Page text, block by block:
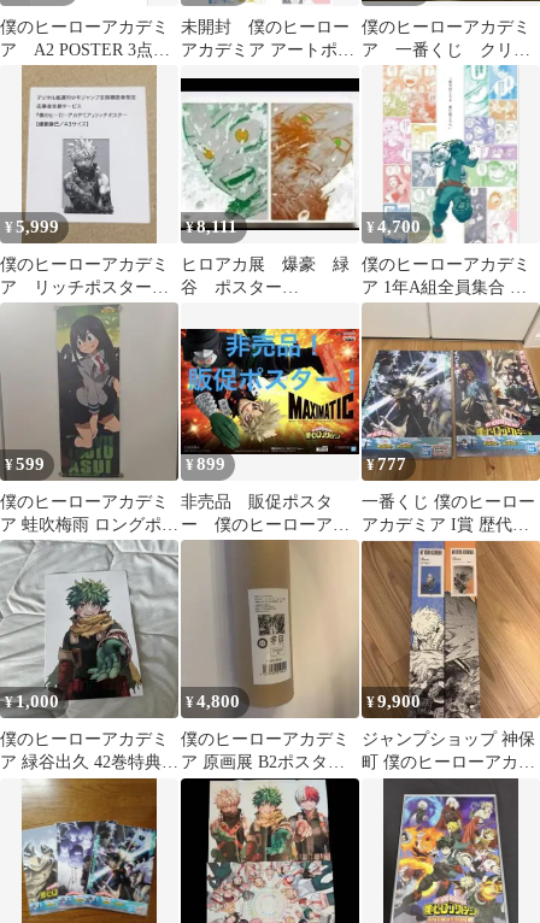
僕のヒーローアカデミ
ア A2 POSTER 3点セ
未開封 僕のヒーロー
アカデミア アートポス
僕のヒーローアカデミ
ア 一番くじ クリア
ポスターまとめ売り 5
枚セット
¥5,999
僕のヒーローアカデミ
ア リッチポスター
爆豪勝己 A3
¥8,111
ヒロアカ展 爆豪 緑
谷 ポスター
¥4,700
僕のヒーローアカデミ
ア 1年A組全員集合 ア
ートポスター
¥599
僕のヒーローアカデミ
ア 蛙吹梅雨 ロングポス
ター
¥899
非売品 販促ポスタ
ー 僕のヒーローアカ
デミア MAXIMATIC
¥777
一番くじ 僕のヒーロー
アカデミア I賞 歴代ビ
ジュアルクリアポスタ
ー
¥1,000
僕のヒーローアカデミ
ア 緑谷出久 42巻特典
ポストカード
¥4,800
僕のヒーローアカデミ
ア 原画展 B2ポスター
キービジュアル ヒーロ
ーVS敵
¥9,900
ジャンプショップ 神保
町 僕のヒーローアカデ